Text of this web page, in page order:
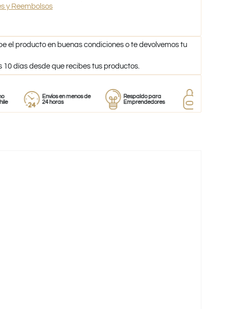
y Reembolsos
el producto en buenas condiciones o te devolvemos tu
10 días desde que recibes tus productos.
Envíos en menos de
24 horas
Respaldo para
Emprendedores
Proveedor
de perfumes